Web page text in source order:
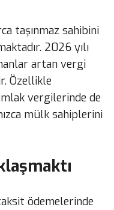
taşınmaz sahibini
2026 yılı
artan vergi
Özellikle
vergilerinde de
mülk sahiplerini
ödemelerinde